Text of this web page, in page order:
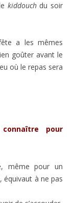
kiddouchdu soir
a les mêmes
goûter avant le
où le repas sera
pour
même pour un
équivaut à ne pas